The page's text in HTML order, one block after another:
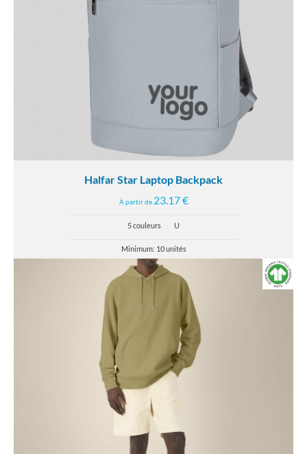
Halfar Star Laptop Backpack
À partir de 23.17 €
5 couleurs U
Minimum: 10 unités